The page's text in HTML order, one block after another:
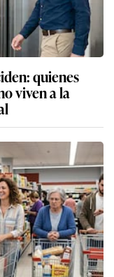
quienes
viven a la